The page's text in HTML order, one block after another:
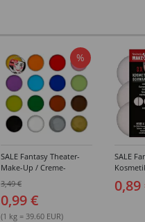
%
SALE Fantasy Theater-
Make-Up / Creme-
25g - Verschiedene
Karnevalsfarben
3,49 €
0,99 €
(1 kg = 39.60 EUR)
SALE
0,89